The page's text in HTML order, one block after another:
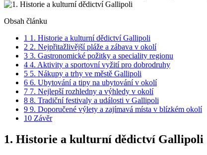
Obsah článku
1 1. Historie a kulturní dědictví Gallipoli
2 2. Nejpřitažlivější pláže a zábava v okolí
3 3. Gastronomické požitky a speciality regionu
4 4. Aktivity a sportovní vyžití pro dobrodruhy
5 5. Nákupy a trhy ve městě Gallipoli
6 6. Ubytování a tipy na ubytování v okolí
7 7. Nejlepší rozhledny a výhledy v okolí
8 8. Tradiční festivaly a události v Gallipoli
9 9. Doporučené výlety a zajímavá místa v blízkém okolí
10 Závěr
1. Historie a kulturní dědictví Gallipoli